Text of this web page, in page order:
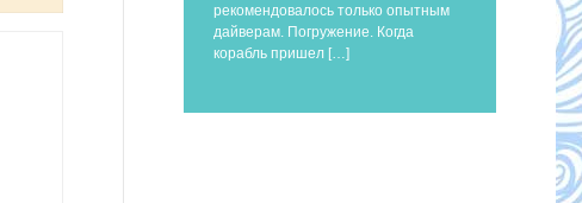
рекомендовалось только опытным
дайверам. Погружение. Когда
корабль пришел […]